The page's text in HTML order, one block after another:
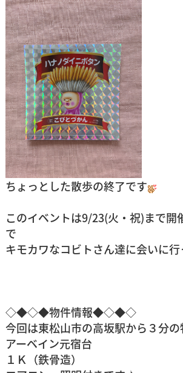
ちょっとした散歩の終了です
このイベントは9/23(火・祝)まで開
で
キモカワなコビトさん達に会いに
◇◆◇◆物件情報◆◇◆◇
今回は東松山市の高坂駅から３分
アーベイン元宿台
１Ｋ（鉄骨造）